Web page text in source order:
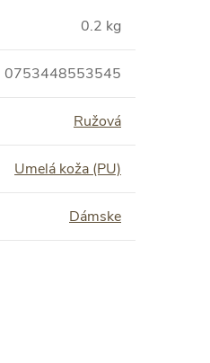
0.2 kg
0753448553545
Ružová
Umelá koža (PU)
Dámske